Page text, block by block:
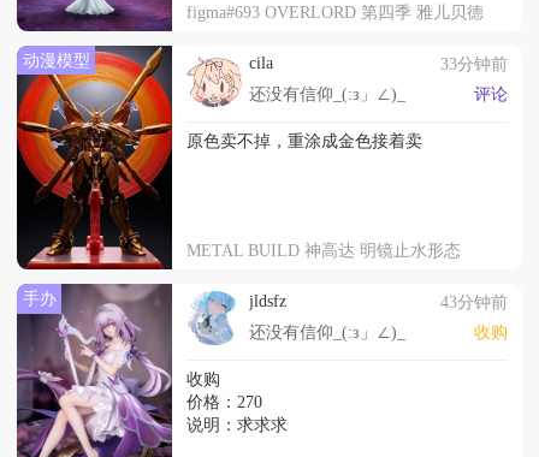
figma#693 OVERLORD 第四季 雅儿贝德
动漫模型 cila
33分钟前
还没有信仰_(:з」∠)_
评论
原色卖不掉，重涂成金色接着卖
METAL BUILD 神高达 明镜止水形态
手办 jldsfz
43分钟前
还没有信仰_(:з」∠)_
收购
收购
价格：270
说明：求求求